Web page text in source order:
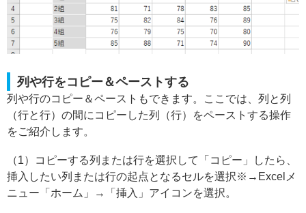
列や行をコピー＆ペーストする
列や行のコピー＆ペーストもできます。ここでは、列と列
（行と行）の間にコピーした列（行）をペーストする操作
をご紹介します。
（1）コピーする列または行を選択して「コピー」したら、
挿入したい列または行の起点となるセルを選択※→Excelメ
ニュー「ホーム」→「挿入」アイコンを選択。